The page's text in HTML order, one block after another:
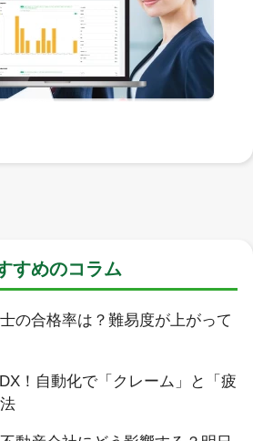
すめのコラム
の合格率は？難易度が上がって
！自動化で「クレーム」と「疲